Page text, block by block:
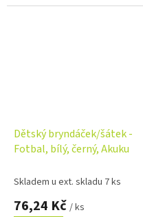
Dětský bryndáček/šátek -
Fotbal, bílý, černý, Akuku
Skladem u ext. skladu 7 ks
76,24 Kč / ks